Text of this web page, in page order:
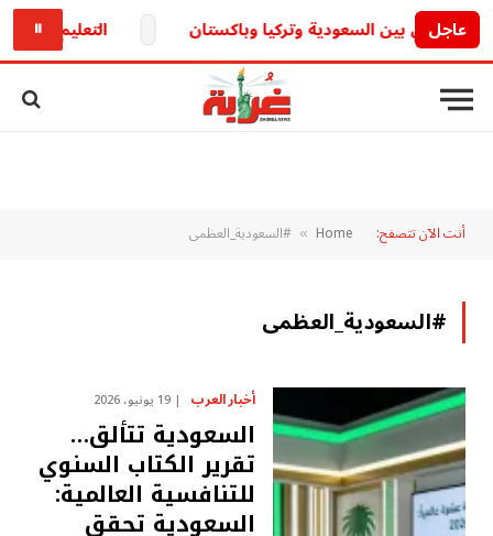
عاجل التعليم تكشف.. حقيقة تأجيل
⏸
أنت الآن تتصفح: Home
» #السعودية_العظمى
#السعودية_العظمى
أخبار العرب 19 يونيو، 2026
السعودية تتألق…
تقرير الكتاب السنوي
للتنافسية العالمية:
السعودية تحقق